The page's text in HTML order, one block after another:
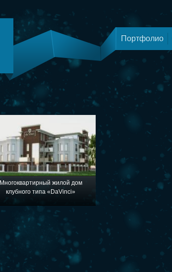
Портфолио
Многоквартирный жилой дом
клубного типа «DaVinci»